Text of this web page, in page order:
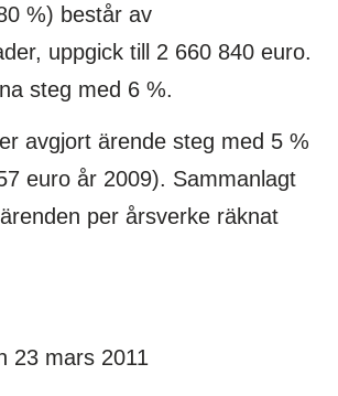
%) består av
uppgick till 2 660 840 euro.
steg med 6 %.
avgjort ärende steg med 5 %
euro år 2009). Sammanlagt
per årsverke räknat
23 mars 2011